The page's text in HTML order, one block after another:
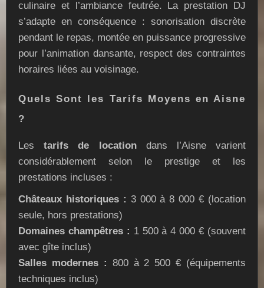
culinaire et l’ambiance feutrée. La prestation DJ
s’adapte en conséquence : sonorisation discrète
pendant le repas, montée en puissance progressive
pour l’animation dansante, respect des contraintes
horaires liées au voisinage.
Quels Sont les Tarifs Moyens en Aisne
?
Lestarifs de locationdans l’Aisne varient
considérablement selon le prestige et les
prestations incluses :
Châteaux historiques : 3 000 à 8 000 € (location
seule, hors prestations)
Domaines champêtres : 1 500 à 4 000 € (souvent
avec gîte inclus)
Salles modernes : 800 à 2 500 € (équipements
techniques inclus)